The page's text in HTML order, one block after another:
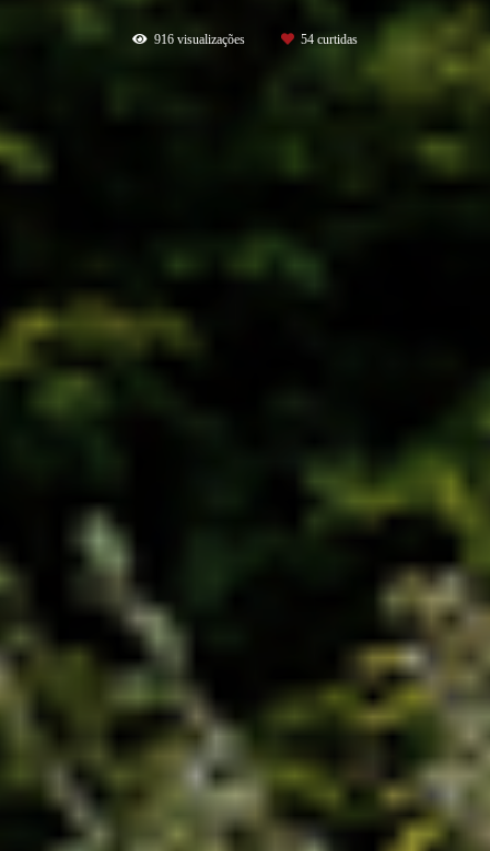
916 visualizações 54 curtidas